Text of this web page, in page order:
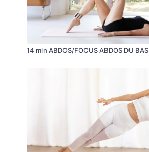
14 min ABDOS/FOCUS ABDOS DU BAS